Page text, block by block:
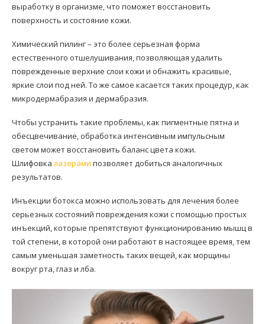
выработку в организме, что поможет восстановить
поверхность и состояние кожи.
Химический пилинг – это более серьезная форма
естественного отшелушивания, позволяющая удалить
поврежденные верхние слои кожи и обнажить красивые,
яркие слои под ней. То же самое касается таких процедур, как
микродермабразия и дермабразия.
Чтобы устранить такие проблемы, как пигментные пятна и
обесцвечивание, обработка интенсивным импульсным
светом может восстановить баланс цвета кожи.
Шлифовкалазерами позволяет добиться аналогичных
результатов.
Инъекции ботокса можно использовать для лечения более
серьезных состояний повреждения кожи с помощью простых
инъекций, которые препятствуют функционированию мышц в
той степени, в которой они работают в настоящее время, тем
самым уменьшая заметность таких вещей, как морщины
вокруг рта, глаз и лба.